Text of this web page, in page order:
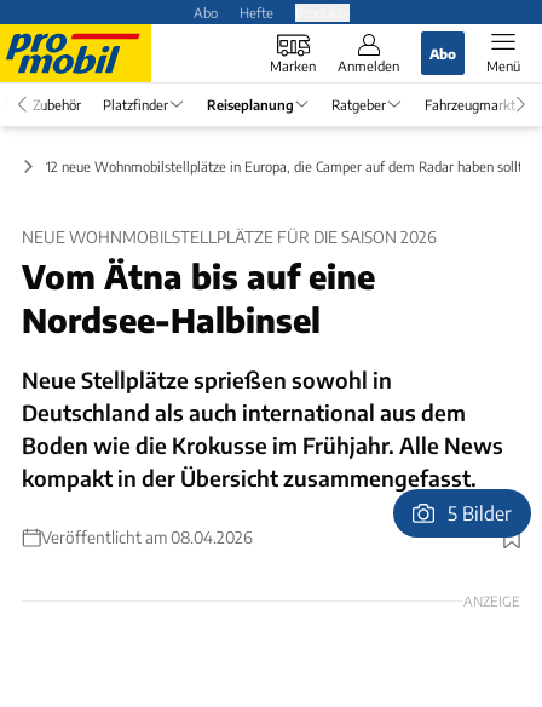
Abo Hefte
Marken Anmelden
Abo
Menü
Zubehör Platzfinder Reiseplanung Ratgeber Fahrzeugmarkt
12 neue Wohnmobilstellplätze in Europa, die Camper auf dem Radar haben sollten
NEUE WOHNMOBILSTELLPLÄTZE FÜR DIE SAISON 2026
Vom Ätna bis auf eine
Nordsee-Halbinsel
Neue Stellplätze sprießen sowohl in
Deutschland als auch international aus dem
Boden wie die Krokusse im Frühjahr. Alle News
kompakt in der Übersicht zusammengefasst.
Veröffentlicht am 08.04.2026
Foto: Noth
5 Bilder
ANZEIGE